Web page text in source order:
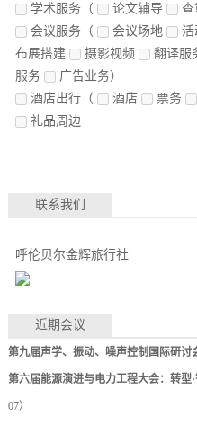
学术服务（ 论文辅导 查
会议服务（ 会议场地 活
布展搭建
摄影视频 翻译服
服务
广告业务）
酒店出行（ 酒店 票务
礼品周边
联系我们
呼伦贝尔金辉旅行社
近期会议
第九届声学、振动、噪声控制国际研讨
第六届能源演进与电力工程大会：转型·
07）